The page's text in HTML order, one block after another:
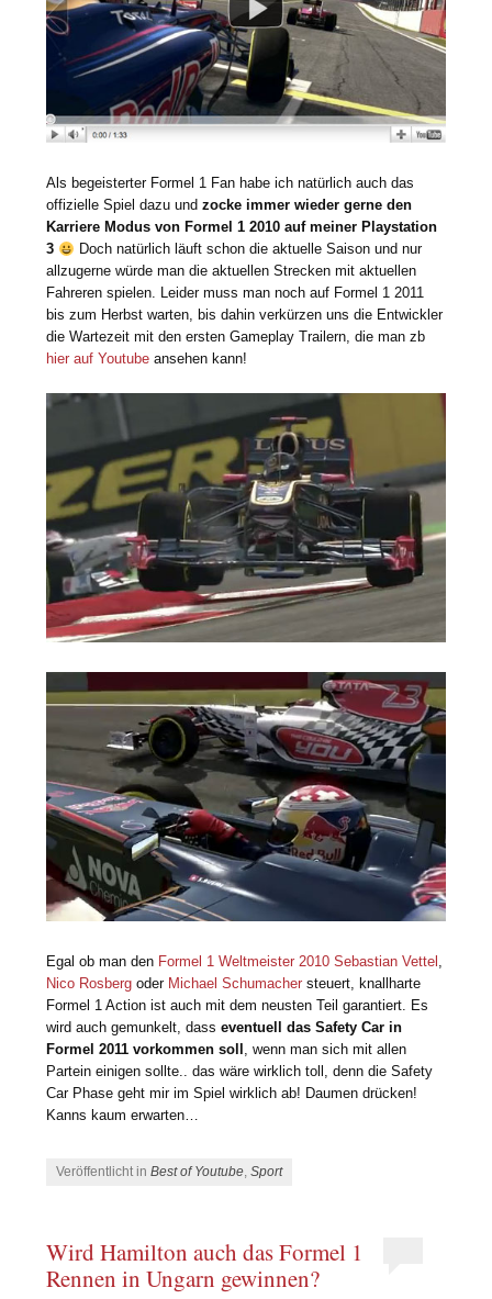
Als begeisterter Formel 1 Fan habe ich natürlich auch das
offizielle Spiel dazu undzocke immer wieder gerne den
Karriere Modus von Formel 1 2010 auf meiner Playstation
3
Doch natürlich läuft schon die aktuelle Saison und nur
allzugerne würde man die aktuellen Strecken mit aktuellen
Fahreren spielen. Leider muss man noch auf Formel 1 2011
bis zum Herbst warten, bis dahin verkürzen uns die Entwickler
die Wartezeit mit den ersten Gameplay Trailern, die man zb
hier auf Youtube ansehen kann!
Egal ob man den Formel 1 Weltmeister 2010 Sebastian Vettel ,
Nico Rosberg oder Michael Schumacher steuert, knallharte
Formel 1 Action ist auch mit dem neusten Teil garantiert. Es
wird auch gemunkelt, dasseventuell das Safety Car in
Formel 2011 vorkommen soll , wenn man sich mit allen
Partein einigen sollte.. das wäre wirklich toll, denn die Safety
Car Phase geht mir im Spiel wirklich ab! Daumen drücken!
Kanns kaum erwarten…
Veröffentlicht inBest of Youtube ,Sport
Wird Hamilton auch das Formel 1
Rennen in Ungarn gewinnen?